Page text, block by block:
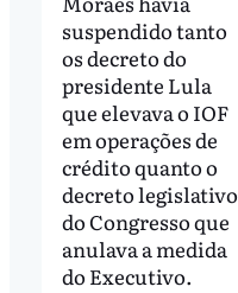
suspendido tanto
os decreto do
presidente Lula
que elevava o IOF
em operações de
crédito quanto o
decreto legislativo
do Congresso que
anulava a medida
do Executivo.